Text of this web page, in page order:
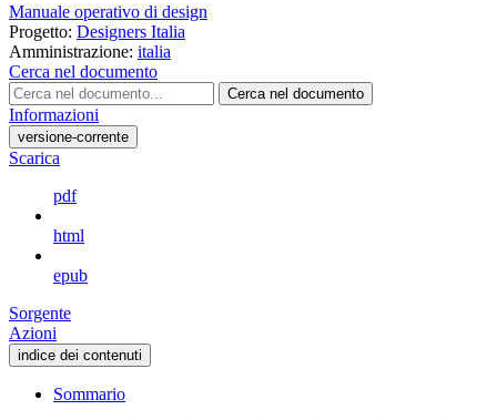
Manuale operativo di design
Progetto: Designers Italia
Amministrazione: italia
Cerca nel documento
Cerca nel documento
Informazioni
versione-corrente
Scarica
pdf
html
epub
Sorgente
Azioni
indice dei contenuti
Sommario